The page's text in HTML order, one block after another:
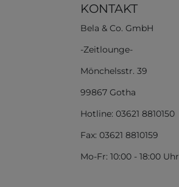
KONTAKT
Bela & Co. GmbH
-Zeitlounge-
Mönchelsstr. 39
99867 Gotha
Hotline: 03621 8810150
Fax: 03621 8810159
Mo-Fr: 10:00 - 18:00 Uhr